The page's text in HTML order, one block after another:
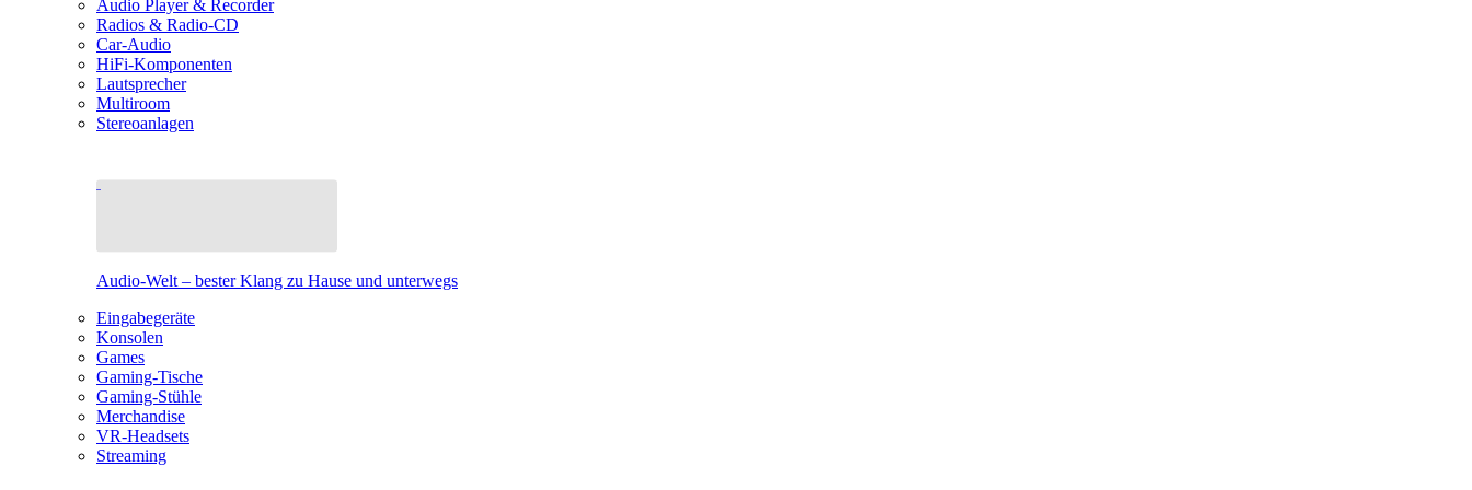
Audio Player & Recorder
Radios & Radio-CD
Car-Audio
HiFi-Komponenten
Lautsprecher
Multiroom
Stereoanlagen
Audio-Welt – bester Klang zu Hause und unterwegs
Eingabegeräte
Konsolen
Games
Gaming-Tische
Gaming-Stühle
Merchandise
VR-Headsets
Streaming